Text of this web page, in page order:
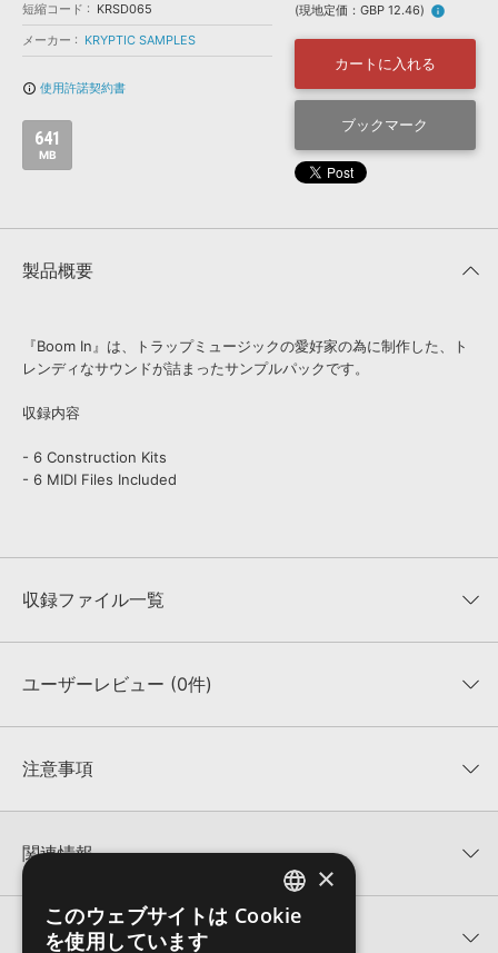
BGM »
次世代型 ボーカル・エディタ
APS 映像のBGM・セリフを音声分離
短縮コード
KRSD065
メーカー
KRYPTIC SAMPLES
info_outline 使用許諾契約書
641
MB
(現地定価：GBP 12.46) info
カートに入れる
ブックマーク
製品概要
『Boom In』は、トラップミュージックの愛好家の為に制作した、ト
レンディなサウンドが詰まったサンプルパックです。
収録内容
- 6 Construction Kits
- 6 MIDI Files Included
収録ファイル一覧
収録ファイル一覧
ユーザーレビュー (0件)
★★★★★
★5
★2
★1
0%
注意事項
KONTAKTフォーマットは、
でお使いいただけます。無償版のKONTAKT PLAYERではお使いい
ただけませんので、ご注意ください。また、「ライブラリ・タブ」
への表示にも対応しておりません。
4GBを超えるデータに関するご注意：
FAT32でフォーマットされた
関連情報
【Producer Loops】約4,000タイトルのサンプルパックが最大
50%OFF！サマーセール！
関連サポート情報
ENGLISH
×
このウェブサイトは Cookie
を使用しています